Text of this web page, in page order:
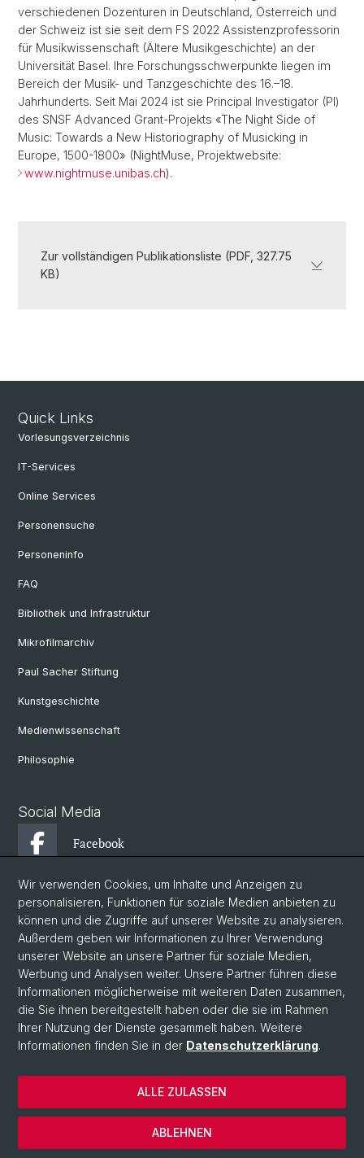
verschiedenen Dozenturen in Deutschland, Österreich und
der Schweiz ist sie seit dem FS 2022 Assistenzprofessorin
für Musikwissenschaft (Ältere Musikgeschichte) an der
Universität Basel. Ihre Forschungsschwerpunkte liegen im
Bereich der Musik- und Tanzgeschichte des 16.–18.
Jahrhunderts. Seit Mai 2024 ist sie Principal Investigator (PI)
des SNSF Advanced Grant-Projekts «The Night Side of
Music: Towards a New Historiography of Musicking in
Europe, 1500-1800» (NightMuse, Projektwebsite:
www.nightmuse.unibas.ch).
Zur vollständigen Publikationsliste (PDF, 327.75
KB)
Quick Links
Vorlesungsverzeichnis
IT-Services
Online Services
Personensuche
Personeninfo
FAQ
Bibliothek und Infrastruktur
Mikrofilmarchiv
Paul Sacher Stiftung
Kunstgeschichte
Medienwissenschaft
Philosophie
Social Media
Facebook
Instagram
YouTube
© Universität Basel
Datenschutzerklärung
Philosophisch-Historische Fakultät
Departement Künste, Medien, Philosophie
Wir verwenden Cookies, um Inhalte und Anzeigen zu
personalisieren, Funktionen für soziale Medien anbieten zu
können und die Zugriffe auf unserer Website zu analysieren.
Außerdem geben wir Informationen zu Ihrer Verwendung
unserer Website an unsere Partner für soziale Medien,
Werbung und Analysen weiter. Unsere Partner führen diese
Informationen möglicherweise mit weiteren Daten zusammen,
die Sie ihnen bereitgestellt haben oder die sie im Rahmen
Ihrer Nutzung der Dienste gesammelt haben. Weitere
Informationen finden Sie in der Datenschutzerklärung.
ABLEHNEN
ALLE ZULASSEN